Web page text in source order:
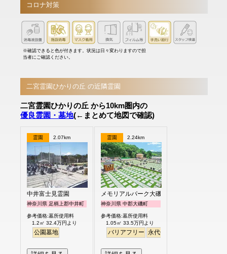
コロナ対策
※確認できると色が付きます。状況は日々変わりますので担
当者にご確認ください。
二宮霊園ひかりの丘 の近隣霊園
二宮霊園ひかりの丘 から10km圏内の
優良霊園・墓地(←まとめて地図で確認)
霊園 2.07km
中井富士見霊園
神奈川県 足柄上郡中井町
参考価格:墓所使用料
1.2㎡ 32.4万円より
公園墓地
霊園 2.24km
メモリアルパーク大磯
神奈川県 中郡大磯町
参考価格:墓所使用料
1.05㎡ 33.5万円より
バリアフリー 永代供養